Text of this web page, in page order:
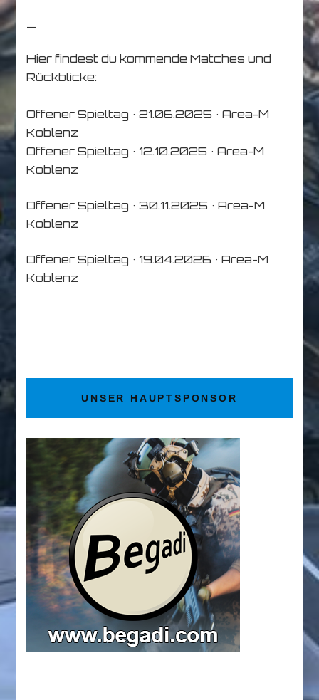
Hier findest du kommende Matches und
Rückblicke:
Offener Spieltag • 21.06.2025 • Area-M
Koblenz
Offener Spieltag • 12.10.2025 • Area-M
Koblenz
Offener Spieltag • 30.11.2025 • Area-M
Koblenz
Offener Spieltag • 19.04.2026 • Area-M
Koblenz
UNSER HAUPTSPONSOR